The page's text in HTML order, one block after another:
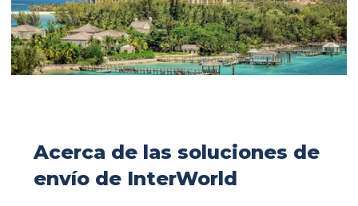
Acerca de las soluciones de
envío de InterWorld